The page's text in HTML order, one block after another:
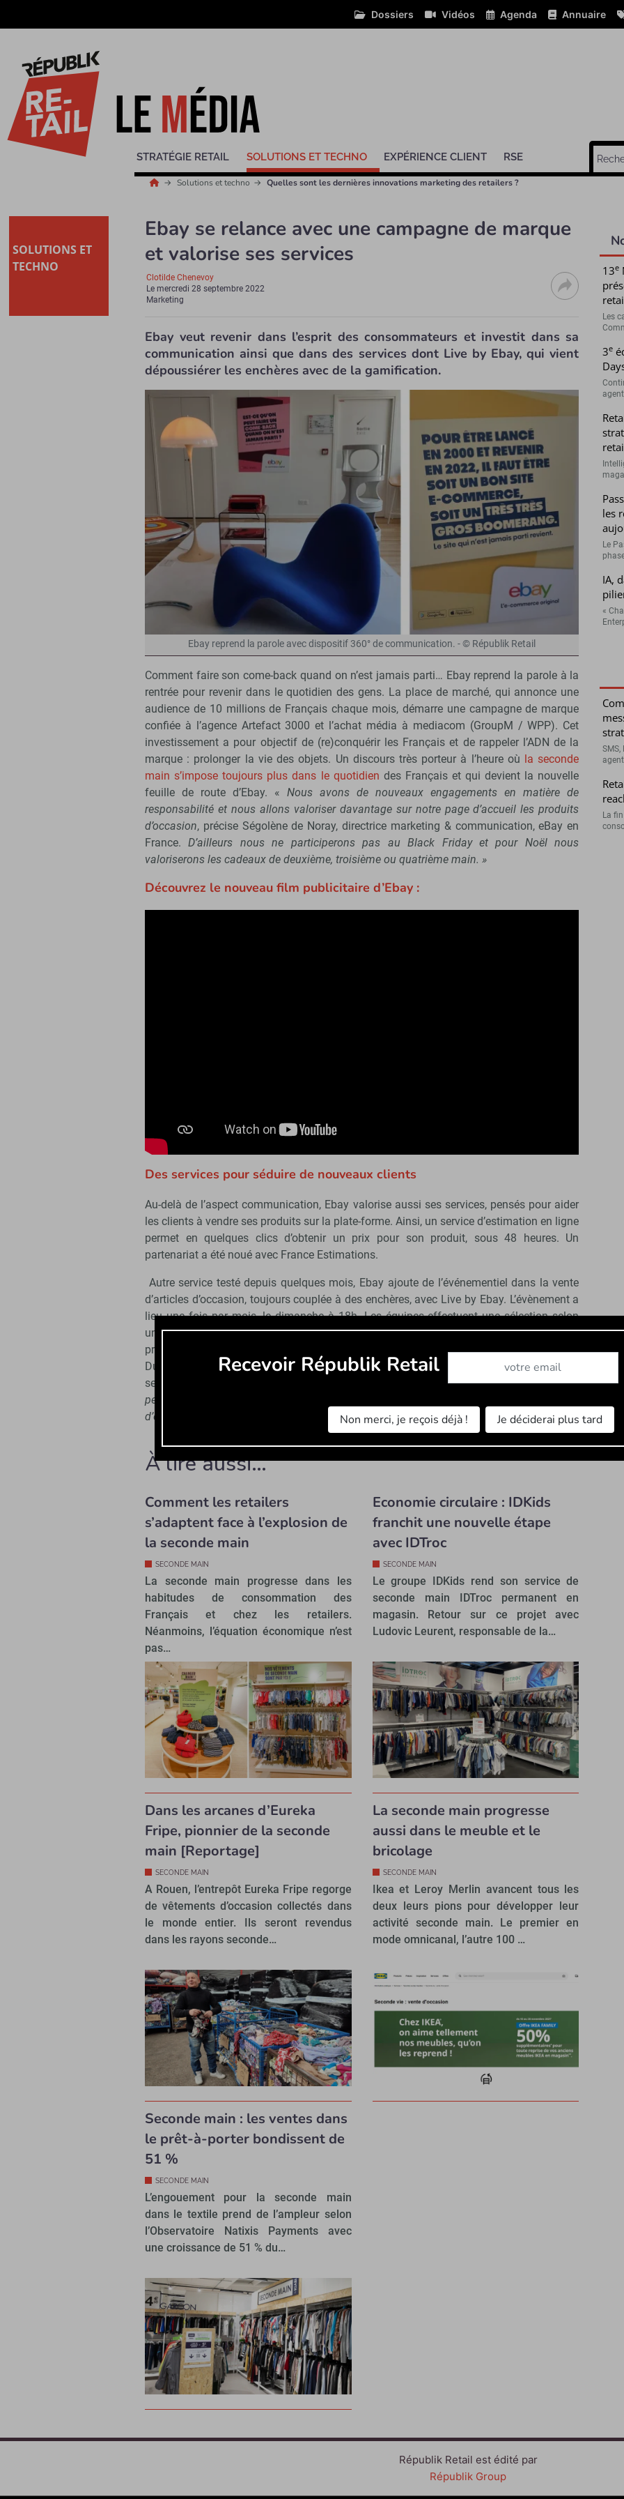
Dossiers Vidéos Agenda Annuaire
STRATÉGIE RETAIL SOLUTIONS ET TECHNO EXPÉRIENCE CLIENT RSE
Solutions et techno Quelles sont les dernières innovations marketing des retailers ?
SOLUTIONS ET
TECHNO
Ebay se relance avec une campagne de marque
et valorise ses services
Clotilde Chenevoy
Lemercredi 28 septembre 2022
Marketing
Ebay veut revenir dans l’esprit des consommateurs et investit dans sa
communication ainsi que dans des services dont Live by Ebay, qui vient
dépoussiérer les enchères avec de la gamification.
Ebay reprend la parole avec dispositif 360° de communication. - © Républik Retail
Comment faire son come-back quand on n’est jamais parti… Ebay reprend la parole à la
rentrée pour revenir dans le quotidien des gens. La place de marché, qui annonce une
audience de 10 millions de Français chaque mois, démarre une campagne de marque
confiée à l’agence Artefact 3000 et l’achat média à mediacom (GroupM / WPP). Cet
investissement a pour objectif de (re)conquérir les Français et de rappeler l’ADN de la
marque : prolonger la vie des objets. Un discours très porteur à l’heure où la seconde
main s’impose toujours plus dans le quotidien des Français et qui devient la nouvelle
feuille de route d’Ebay. «Nous avons de nouveaux engagements en matière de
responsabilité et nous allons valoriser davantage sur notre page d’accueil les produits
d’occasion, précise Ségolène de Noray, directrice marketing & communication, eBay en
France.D’ailleurs nous ne participerons pas au Black Friday et pour Noël nous
valoriserons les cadeaux de deuxième, troisième ou quatrième main. »
Découvrez le nouveau film publicitaire d’Ebay :
Des services pour séduire de nouveaux clients
Au-delà de l’aspect communication, Ebay valorise aussi ses services, pensés pour aider
les clients à vendre ses produits sur la plate-forme. Ainsi, un service d’estimation en ligne
permet en quelques clics d’obtenir un prix pour son produit, sous 48 heures. Un
partenariat a été noué avec France Estimations.
Autre service testé depuis quelques mois, Ebay ajoute de l’événementiel dans la vente
d’articles d’occasion, toujours couplée à des enchères, avec Live by Ebay. L’évènement a
lieu une fois par mois, le dimanche à 18h. Les équipes effectuent une sélection selon
une thématique définie parmi les articles en vente sur la place de marché. Les
prochaines opérations porteront par exemple sur le mobilier design et les sneakers.
Durant le live, 30 à 50 produits seront présentés avec une relance du prix toutes les 30
secondes.
« Apporter de la gamification permet de faire sauter les barrières de gens qui
pensent que ce n’est pas pour eux et c’est aussi plus amusant à suivre pour les fans
d’enchères »
, conclut la directrice marketing et communication.
À lire aussi…
Comment les retailers
s’adaptent face à l’explosion de
la seconde main
SECONDE MAIN
La seconde main progresse dans les
habitudes de consommation des
Français et chez les retailers.
Néanmoins, l’équation économique n’est
pas…
Economie circulaire : IDKids
franchit une nouvelle étape
avec IDTroc
SECONDE MAIN
Le groupe IDKids rend son service de
seconde main IDTroc permanent en
magasin. Retour sur ce projet avec
Ludovic Leurent, responsable de la…
Dans les arcanes d’Eureka
Fripe, pionnier de la seconde
main [Reportage]
SECONDE MAIN
A Rouen, l’entrepôt Eureka Fripe regorge
de vêtements d’occasion collectés dans
le monde entier. Ils seront revendus
dans les rayons seconde…
La seconde main progresse
aussi dans le meuble et le
bricolage
SECONDE MAIN
Ikea et Leroy Merlin avancent tous les
deux leurs pions pour développer leur
activité seconde main. Le premier en
mode omnicanal, l’autre 100 …
Seconde main : les ventes dans
le prêt-à-porter bondissent de
51 %
SECONDE MAIN
L’engouement pour la seconde main
dans le textile prend de l’ampleur selon
l’Observatoire Natixis Payments avec
une croissance de 51 % du…
13e
Les
3e
les
Le
IA,
«
SMS,
La
Recevoir Républik Retail Abonnez-vous à notre
Non merci, je reçois déjà ! Je déciderai plus tard
Républik Retail est édité par
Républik Group